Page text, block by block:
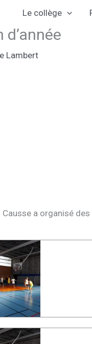
Le collège
Lambert
Causse a organisé